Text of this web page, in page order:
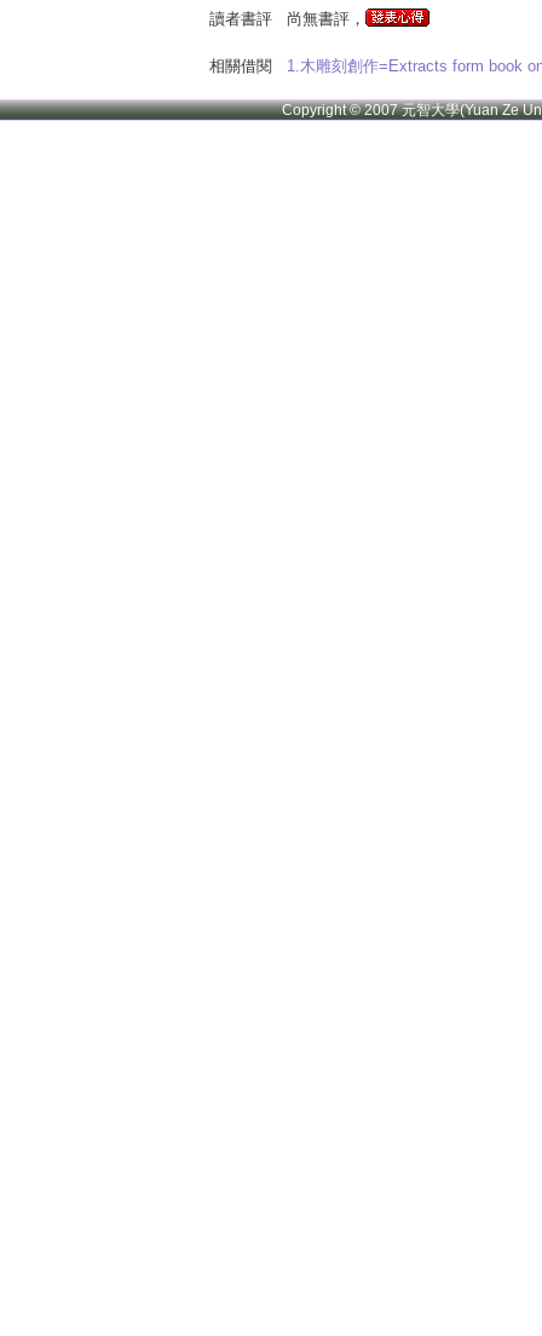
讀者書評 尚無書評，
相關借閱 1.木雕刻創作=Extracts form book
Copyright © 2007 元智大學(Yuan Ze